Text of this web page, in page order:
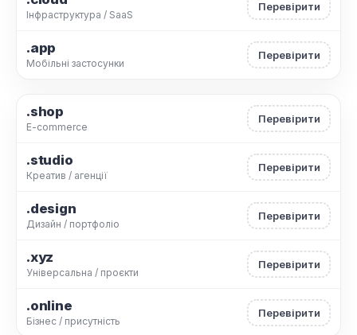
Інфраструктура / SaaS
Перевірити
.app
Мобільні застосунки
Перевірити
.shop
E-commerce
Перевірити
.studio
Креатив / агенції
Перевірити
.design
Дизайн / портфоліо
Перевірити
.xyz
Універсальна / проєкти
Перевірити
.online
Бізнес / присутність
Перевірити